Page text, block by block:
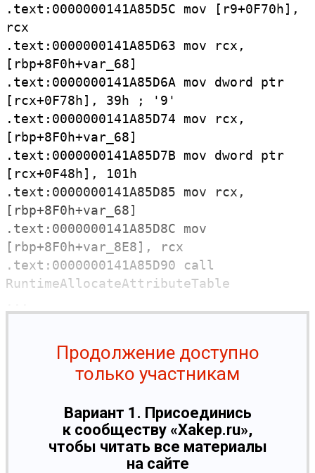
. text: 0000000141A85D5C mov [ r9+0F70h],
rcx
. text: 0000000141A85D63 mov
rcx,
[ rbp+8F0h+var_ 68]
. text: 0000000141A85D6A mov dword ptr
[ rcx+0F78h],
39h ; '9'
. text: 0000000141A85D74 mov
rcx,
[ rbp+8F0h+var_ 68]
. text: 0000000141A85D7B mov dword ptr
[ rcx+0F48h],
101h
. text: 0000000141A85D85 mov
rcx,
[ rbp+8F0h+var_ 68]
. text: 0000000141A85D8C mov
[ rbp+8F0h+var_ 8E8],
rcx
. text: 0000000141A85D90 call
RuntimeAllocateAttributeTable
Продолжение доступно
только участникам
Вариант 1. Присоединись
к сообществу «Xakep.ru»,
чтобы читать все материалы
на сайте